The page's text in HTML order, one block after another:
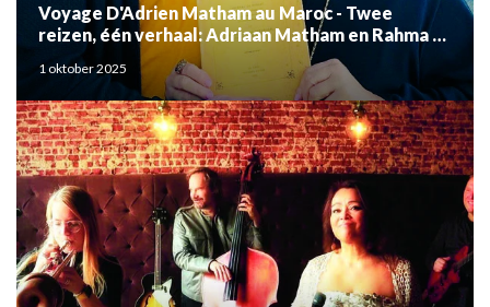
Voyage D'Adrien Matham au Maroc - Twee
reizen, één verhaal: Adriaan Matham en Rahma el
Mouden
1 oktober 2025